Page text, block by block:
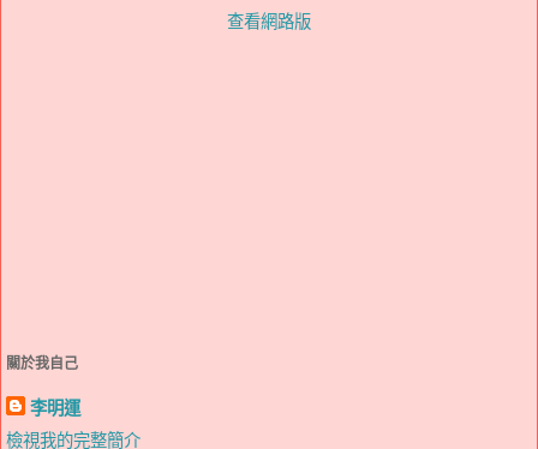
查看網路版
關於我自己
李明運
檢視我的完整簡介